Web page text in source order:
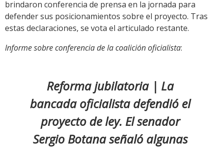
brindaron conferencia de prensa en la jornada para
defender sus posicionamientos sobre el proyecto. Tras
estas declaraciones, se vota el articulado restante.
Informe sobre conferencia de la coalición oficialista:
Reforma jubilatoria | La
bancada oficialista defendió el
proyecto de ley. El senador
Sergio Botana señaló algunas